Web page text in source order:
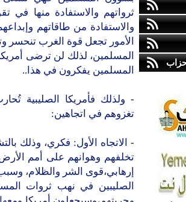
ثرواتهم والاستفادة منها في
والاستفادة من طاقاتهم
الأمور تجعل قوة الغرب
المسلمين، لذلك لن ترضى
المسلمين يفكرون في هذا..
- ولذلك فأمريكا الصليبية
تغزوهم في اتجاهين:
- الاتجاه الأول: فكري، وذلك
تخلفهم وهوانهم على أمم
إرهابي،قوى الشر والظلام،
الصليبين في نهب ثروات